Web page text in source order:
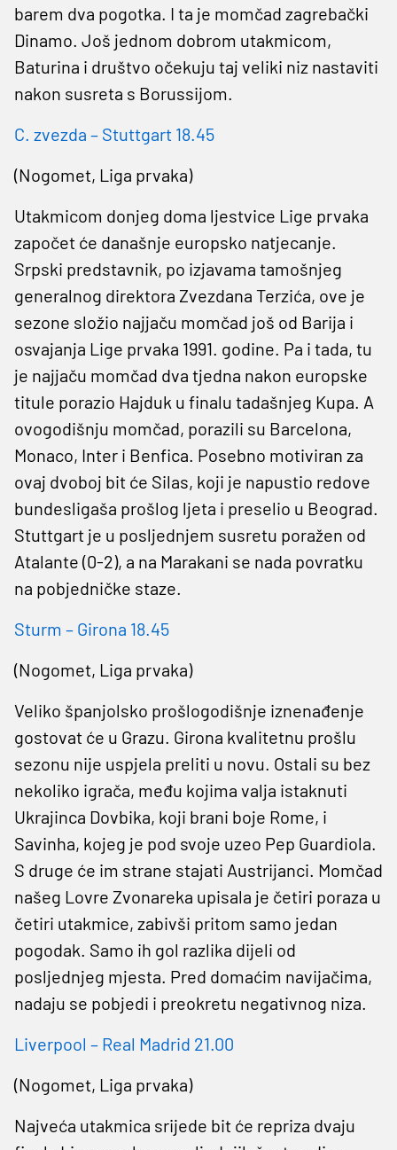
barem dva pogotka. I ta je momčad zagrebački
Dinamo. Još jednom dobrom utakmicom,
Baturina i društvo očekuju taj veliki niz nastaviti
nakon susreta s Borussijom.
C. zvezda – Stuttgart 18.45
(Nogomet, Liga prvaka)
Utakmicom donjeg doma ljestvice Lige prvaka
započet će današnje europsko natjecanje.
Srpski predstavnik, po izjavama tamošnjeg
generalnog direktora Zvezdana Terzića, ove je
sezone složio najjaču momčad još od Barija i
osvajanja Lige prvaka 1991. godine. Pa i tada, tu
je najjaču momčad dva tjedna nakon europske
titule porazio Hajduk u finalu tadašnjeg Kupa. A
ovogodišnju momčad, porazili su Barcelona,
Monaco, Inter i Benfica. Posebno motiviran za
ovaj dvoboj bit će Silas, koji je napustio redove
bundesligaša prošlog ljeta i preselio u Beograd.
Stuttgart je u posljednjem susretu poražen od
Atalante (0-2), a na Marakani se nada povratku
na pobjedničke staze.
Sturm – Girona 18.45
(Nogomet, Liga prvaka)
Veliko španjolsko prošlogodišnje iznenađenje
gostovat će u Grazu. Girona kvalitetnu prošlu
sezonu nije uspjela preliti u novu. Ostali su bez
nekoliko igrača, među kojima valja istaknuti
Ukrajinca Dovbika, koji brani boje Rome, i
Savinha, kojeg je pod svoje uzeo Pep Guardiola.
S druge će im strane stajati Austrijanci. Momčad
našeg Lovre Zvonareka upisala je četiri poraza u
četiri utakmice, zabivši pritom samo jedan
pogodak. Samo ih gol razlika dijeli od
posljednjeg mjesta. Pred domaćim navijačima,
nadaju se pobjedi i preokretu negativnog niza.
Liverpool – Real Madrid 21.00
(Nogomet, Liga prvaka)
Najveća utakmica srijede bit će repriza dvaju